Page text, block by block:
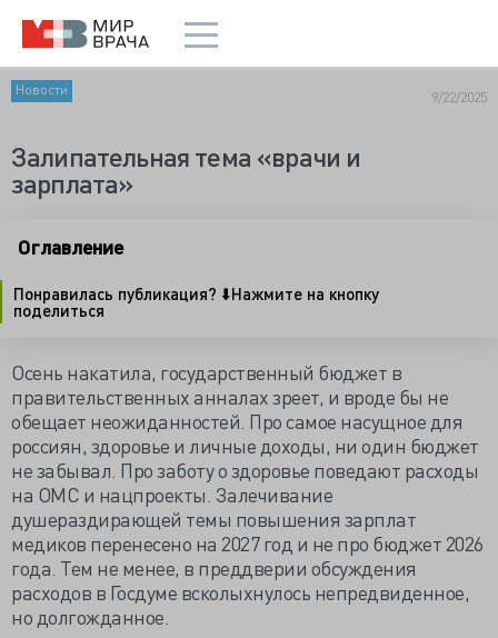
Новости 9/22/2025
Залипательная тема «врачи и
зарплата»
Оглавление
Понравилась публикация? ⬇️Нажмите на кнопку
поделиться
Осень накатила, государственный бюджет в
правительственных анналах зреет, и вроде бы не
обещает неожиданностей. Про самое насущное для
россиян, здоровье и личные доходы, ни один бюджет
не забывал. Про заботу о здоровье поведают расходы
на ОМС и нацпроекты. Залечивание
душераздирающей темы повышения зарплат
медиков перенесено на 2027 год и не про бюджет 2026
года. Тем не менее, в преддверии обсуждения
расходов в Госдуме всколыхнулось непредвиденное,
но долгожданное.